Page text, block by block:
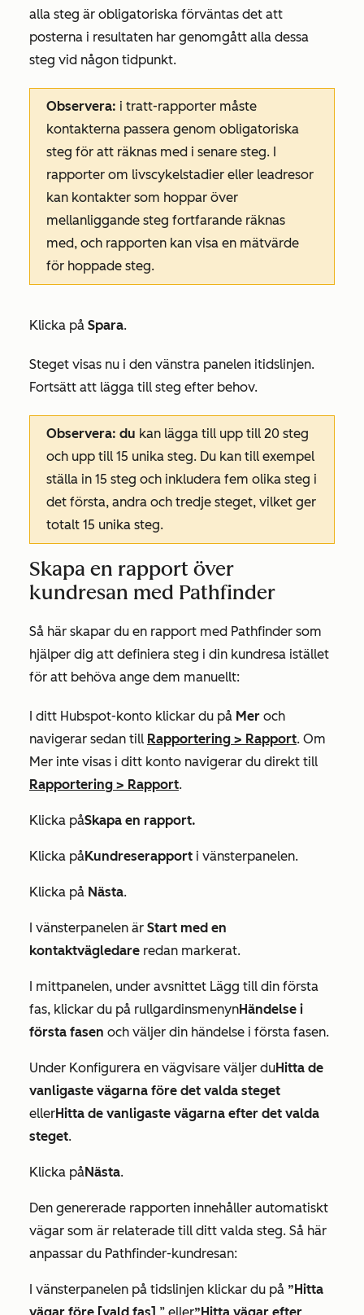
alla steg är obligatoriska förväntas det att
posterna i resultaten har genomgått alla dessa
steg vid någon tidpunkt.
Observera: i tratt-rapporter måste
kontakterna passera genom obligatoriska
steg för att räknas med i senare steg. I
rapporter om livscykelstadier eller leadresor
kan kontakter som hoppar över
mellanliggande steg fortfarande räknas
med, och rapporten kan visa en mätvärde
för hoppade steg.
Klicka på Spara.
Steget visas nu i den vänstra panelen itidslinjen.
Fortsätt att lägga till steg efter behov.
Observera: du kan lägga till upp till 20 steg
och upp till 15 unika steg. Du kan till exempel
ställa in 15 steg och inkludera fem olika steg i
det första, andra och tredje steget, vilket ger
totalt 15 unika steg.
Skapa en rapport över
kundresan med Pathfinder
Så här skapar du en rapport med Pathfinder som
hjälper dig att definiera steg i din kundresa istället
för att behöva ange dem manuellt:
I ditt Hubspot-konto klickar du på Mer och
navigerar sedan till Rapportering > Rapport. Om
Mer inte visas i ditt konto navigerar du direkt till
Rapportering > Rapport.
Klicka påSkapa en rapport.
Klicka påKundreserapport i vänsterpanelen.
Klicka på Nästa.
I vänsterpanelen är Start med en
kontaktvägledare redan markerat.
I mittpanelen, under avsnittet Lägg till din första
fas, klickar du på rullgardinsmenynHändelse i
första fasen och väljer din händelse i första fasen.
Under Konfigurera en vägvisare väljer duHitta de
vanligaste vägarna före det valda steget
ellerHitta de vanligaste vägarna efter det valda
steget.
Klicka påNästa.
Den genererade rapporten innehåller automatiskt
vägar som är relaterade till ditt valda steg. Så här
anpassar du Pathfinder-kundresan:
I vänsterpanelen på tidslinjen klickar du på ”Hitta